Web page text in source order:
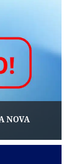
NOVA